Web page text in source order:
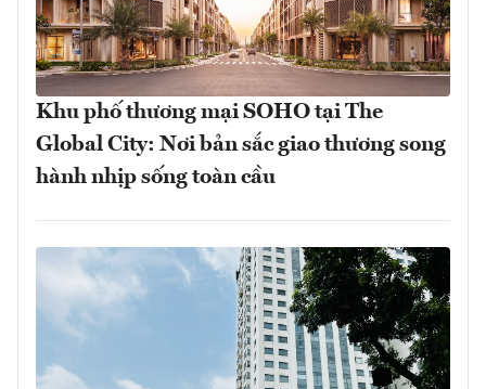
Khu phố thương mại SOHO tại The
Global City: Nơi bản sắc giao thương song
hành nhịp sống toàn cầu